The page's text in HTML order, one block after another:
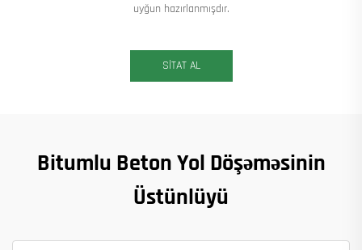
uyğun hazırlanmışdır.
SİTAT AL
Bitumlu Beton Yol Döşəməsinin
Üstünlüyü